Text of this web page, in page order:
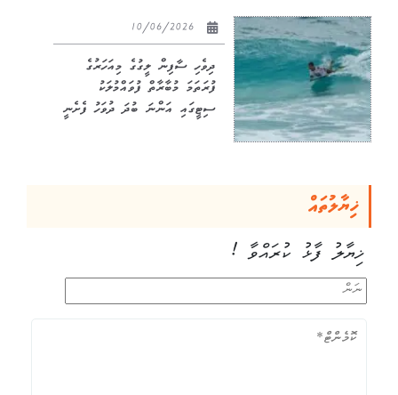
ދިވެހި ސާފިން ލީގުގެ މިއަހަރުގެ
ފުރަތަމަ މުބާރާތް ފުވައްމުލަކު
ސިޓީގައި އަންނަ ބުދަ ދުވަހު ފެށެނީ
ޚިޔާލުތައް
ޚިޔާލު ފާޅު ކުރައްވާ !